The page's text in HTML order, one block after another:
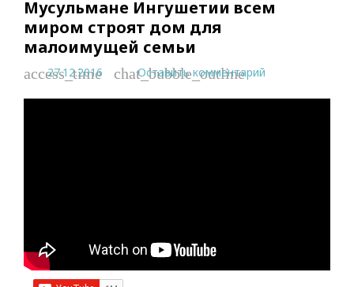
Мусульмане Ингушетии всем
миром строят дом для
малоимущей семьи
access_time
27.12.2016 chat_bubble_outline
Оставить комментарий